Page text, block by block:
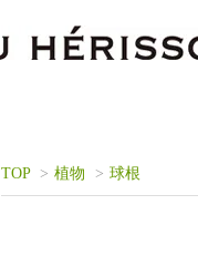
TOP > 植物 > 球根